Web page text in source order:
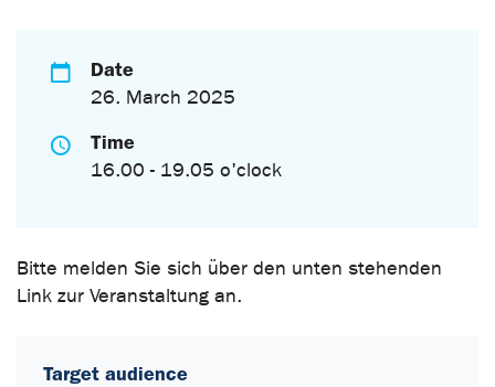
Date
26. March 2025
Time
16.00 - 19.05 o'clock
Bitte melden Sie sich über den unten stehenden
Link zur Veranstaltung an.
Target audience